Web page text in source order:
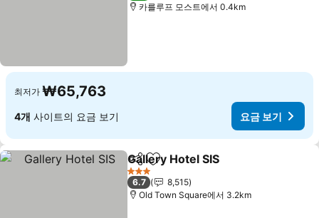
카를루프 모스트에서 0.4km
최저가 ₩65,763
4개 사이트의 요금 보기 요금 보기
공유 즐겨찾기에 추가
Gallery Hotel SIS
3 성급
6.7
8,515
Old Town Square에서 3.2km